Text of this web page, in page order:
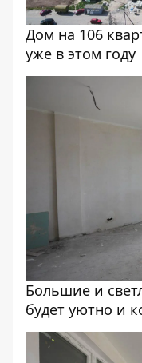
Дом на 106
уже в этом году
Большие и
будет уютно и